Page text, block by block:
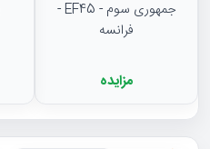
جمهوری سوم - EF45 -
فرانسه
مزایده